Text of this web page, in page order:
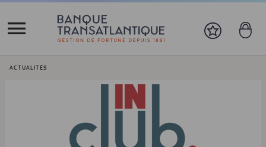
Vous êtes ici:
ACTUALITÉS